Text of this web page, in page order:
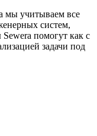
мы учитываем все
систем,
помогут как с
задачи под